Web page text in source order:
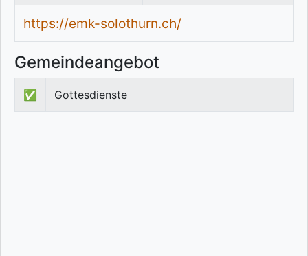
https://emk-solothurn.ch/
Gemeindeangebot
✅ Gottesdienste